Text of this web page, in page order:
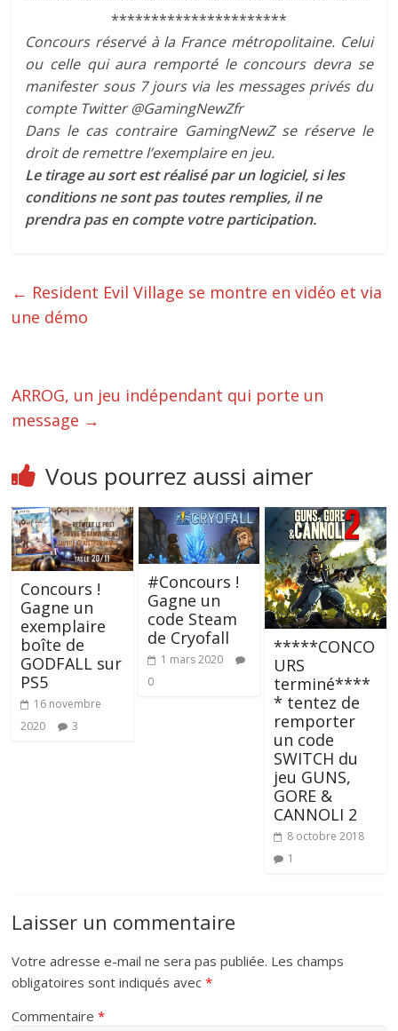
**********************
Concours réservé à la France métropolitaine. Celui
ou celle qui aura remporté le concours devra se
manifester sous 7 jours via les messages privés du
compte Twitter@GamingNewZfr
Dans le cas contraire GamingNewZ se réserve le
droit de remettre l’exemplaire en jeu.
Le tirage au sort est réalisé par un logiciel, si les
conditions ne sont pas toutes remplies, il ne
prendra pas en compte votre participation.
← Resident Evil Village se montre en vidéo et via
une démo
ARROG, un jeu indépendant qui porte un
message →
Vous pourrez aussi aimer
Concours !
Gagne un
exemplaire
boîte de
GODFALL sur
PS5
16 novembre
2020
3
#Concours !
Gagne un
code Steam
de Cryofall
1 mars 2020
0
*****CONCO
URS
terminé****
* tentez de
remporter
un code
SWITCH du
jeu GUNS,
GORE &
CANNOLI 2
8 octobre 2018
1
Laisser un commentaire
Votre adresse e-mail ne sera pas publiée. Les champs
obligatoires sont indiqués avec*
Commentaire*